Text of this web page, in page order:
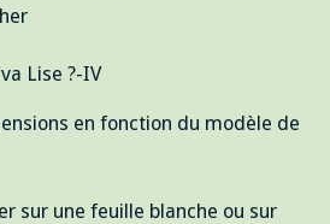
en fonction du modèle de
sur une feuille blanche ou sur